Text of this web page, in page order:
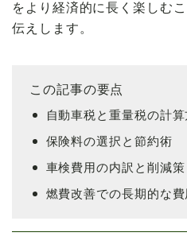
をより経済的に長く楽しむ
伝えします。
この記事の要点
自動車税と重量税の計算
保険料の選択と節約術
車検費用の内訳と削減策
燃費改善での長期的な費